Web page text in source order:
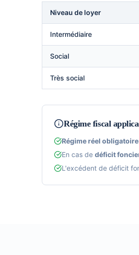
Niveau de loyer
Intermédiaire
Social
Très social
Régime fiscal
Régime réel obligatoire
En cas de déficit
L'excédent de déficit